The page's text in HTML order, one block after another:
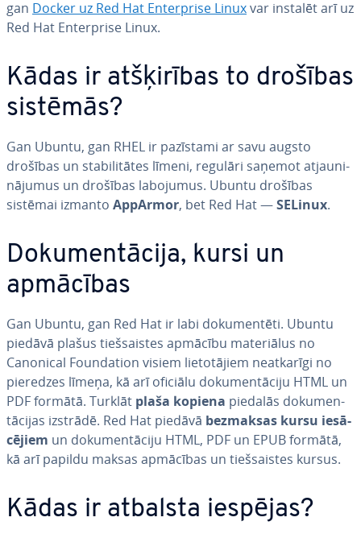
gan Docker uz Red Hat En­terpri­se Linuxvar instalēt arī uz
Red Hat En­terpri­se Linux.
Kādas ir at­šķi­rī­bas to drošības
sistēmās?
Gan Ubuntu, gan RHEL ir pazīstami ar savu augsto
drošības un sta­bi­li­tā­tes līmeni, regulāri saņemot at­jau­ni­
nā­ju­mus un drošības labojumus. Ubuntu drošības
sistēmai izmanto AppArmor, bet Red Hat —SELinux.
Do­ku­men­tā­ci­ja, kursi un
apmācības
Gan Ubuntu, gan Red Hat ir labi do­ku­men­tē­ti. Ubuntu
piedāvā plašus tiešsais­tes apmācību ma­te­riā­lus no
Canonical Foun­da­tion visiem lie­to­tā­jiem ne­at­ka­rī­gi no
pieredzes līmeņa, kā arī oficiālu do­ku­men­tā­ci­ju HTML un
PDF formātā. Turklāt plaša kopiena piedalās do­ku­men­
tā­ci­jas izstrādē. Red Hat piedāvā bezmaksas kursu ie­sā­
cē­jiem un do­ku­men­tā­ci­ju HTML, PDF un EPUB formātā,
kā arī papildu maksas apmācības un tiešsais­tes kursus.
Kādas ir atbalsta iespējas?